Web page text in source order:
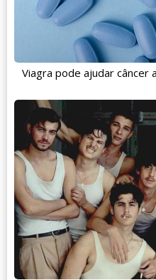
Viagra pode ajudar câncer